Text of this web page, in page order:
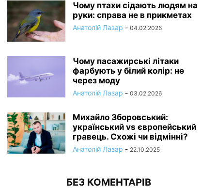
Чому птахи сідають людям на
руки: справа не в прикметах
Анатолій Лазар - 04.02.2026
Чому пасажирські літаки
фарбують у білий колір: не
через моду
Анатолій Лазар - 03.02.2026
Михайло Зборовський:
український vs європейський
гравець. Схожі чи відмінні?
Анатолій Лазар - 22.10.2025
БЕЗ КОМЕНТАРІВ